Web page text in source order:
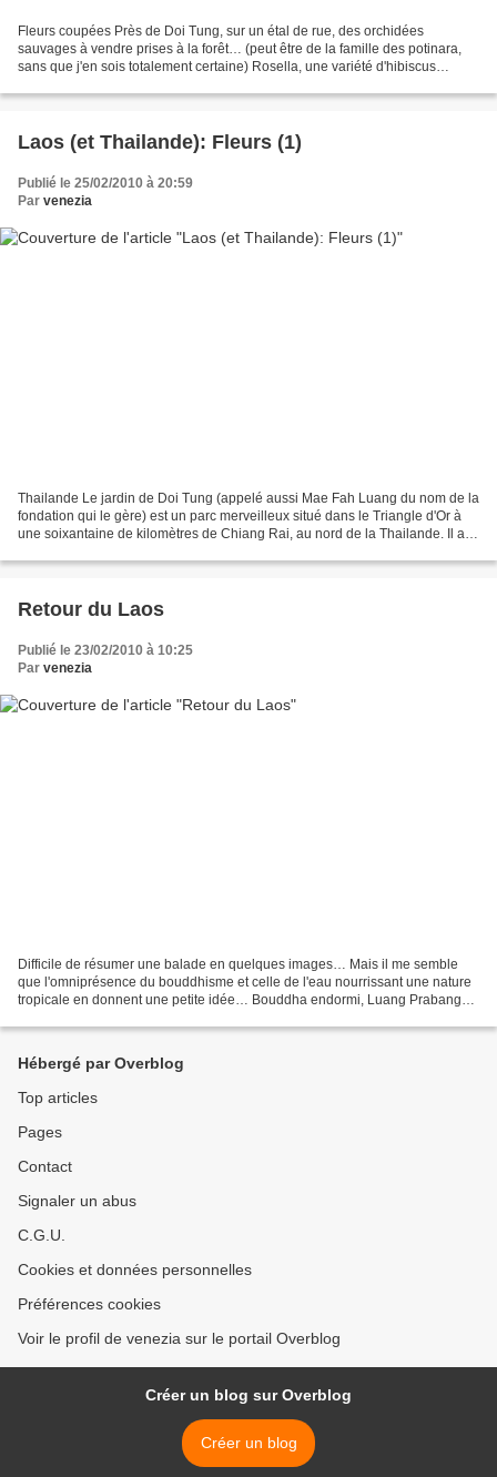
Fleurs coupées Près de Doi Tung, sur un étal de rue, des orchidées
sauvages à vendre prises à la forêt… (peut être de la famille des potinara,
sans que j'en sois totalement certaine) Rosella, une variété d'hibiscus
Laos (et Thailande): Fleurs (1)
Publié le 25/02/2010 à 20:59
Par venezia
Thailande Le jardin de Doi Tung (appelé aussi Mae Fah Luang du nom de la
fondation qui le gère) est un parc merveilleux situé dans le Triangle d'Or à
une soixantaine de kilomètres de Chiang Rai, au nord de la Thailande. Il a
Retour du Laos
Publié le 23/02/2010 à 10:25
Par venezia
Difficile de résumer une balade en quelques images… Mais il me semble
que l'omniprésence du bouddhisme et celle de l'eau nourrissant une nature
tropicale en donnent une petite idée… Bouddha endormi, Luang Prabang
Hébergé par Overblog
Top articles
Pages
Contact
Signaler un abus
C.G.U.
Cookies et données personnelles
Préférences cookies
Voir le profil de venezia sur le portail Overblog
Créer un blog sur Overblog
Créer un blog